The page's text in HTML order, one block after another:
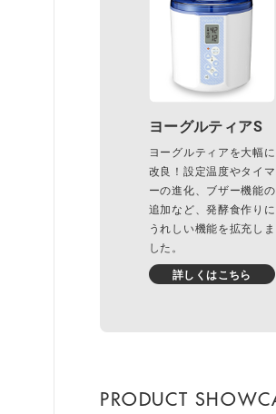
ヨーグルティアS
ヨーグルティアを大幅に
改良！設定温度やタイマ
ーの進化、ブザー機能の
追加など、発酵食作りに
うれしい機能を拡充しま
した。
詳しくはこちら